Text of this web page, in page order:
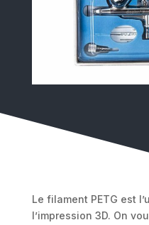
Le filament PETG est
l’impression 3D. On